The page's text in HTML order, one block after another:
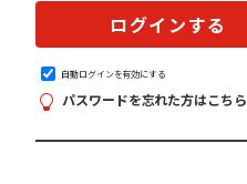
自動ログインを有効にする
パスワードを忘れた方はこちら